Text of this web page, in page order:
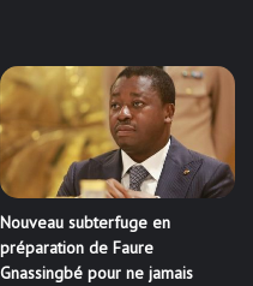
Nouveau subterfuge en
préparation de Faure
Gnassingbé pour ne jamais